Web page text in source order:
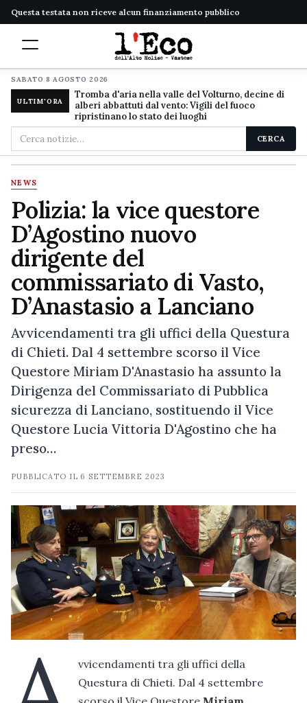
Questa testata non riceve alcun finanziamento pubblico
SABATO 8 AGOSTO 2026
ULTIM'ORA
Tromba d'aria nella valle del Volturno, decine di
alberi abbattuti dal vento: Vigili del fuoco
ripristinano lo stato dei luoghi
Cerca
nel
sito
CERCA
NEWS
Polizia: la vice questore
D’Agostino nuovo
dirigente del
commissariato di Vasto,
D’Anastasio a Lanciano
Avvicendamenti tra gli uffici della Questura
di Chieti. Dal 4 settembre scorso il Vice
Questore Miriam D'Anastasio ha assunto la
Dirigenza del Commissariato di Pubblica
sicurezza di Lanciano, sostituendo il Vice
Questore Lucia Vittoria D'Agostino che ha
preso…
PUBBLICATO IL 6 SETTEMBRE 2023
vvicendamenti tra gli uffici della
Questura di Chieti. Dal 4 settembre